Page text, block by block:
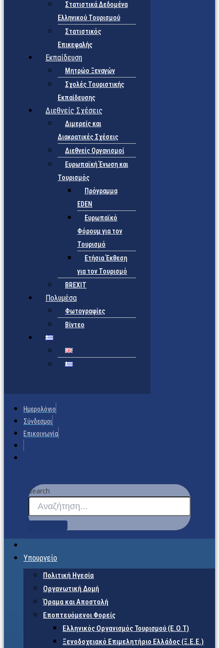
Στατιστικά Δεδομένα
Ελληνικού Τουρισμού
Στατιστικός
Επικεφαλής
Εκπαίδευση
Μητρώο Ξεναγών
Σχολές Τουριστικής
Εκπαίδευσης
Διεθνείς Σχέσεις
Διμερείς και
Διακρατικές Σχέσεις
Διεθνείς Οργανισμοί
Ευρωπαϊκή Ένωση και
Τουρισμός
Πρόγραμμα
EDEN
Ευρωπαϊκό
Φόρουμ για τον
Τουρισμό
Ετήσια Έκθεση
για τον Τουρισμό
BREXIT
Πολυμέσα
Φωτογραφίες
Βίντεο
Ημερολόγιο
Σύνδεσμοι
Επικοινωνία
Search
Υπουργείο
Πολιτική Ηγεσία
Οργανωτική Δομή
Όραμα και Αποστολή
Εποπτευόμενοι Φορείς
Eλληνικός Οργανισμός Τουρισμού (Ε.Ο.Τ)
Ξενοδοχειακό Επιμελητήριο Ελλάδος (Ξ.Ε.Ε.)